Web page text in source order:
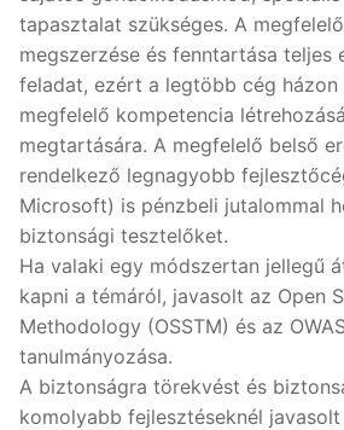
tapasztalat szükséges. A
megszerzése és fenntartása teljes
feladat, ezért a legtöbb cég házon
megfelelő kompetencia
megtartására. A megfelelő belső
rendelkező legnagyobb
Microsoft) is pénzbeli jutalommal
biztonsági tesztelőket.
Ha valaki egy módszertan jellegű
kapni a témáról, javasolt az Open
Methodology (OSSTM) és az
tanulmányozása.
A biztonságra törekvést és
komolyabb fejlesztéseknél